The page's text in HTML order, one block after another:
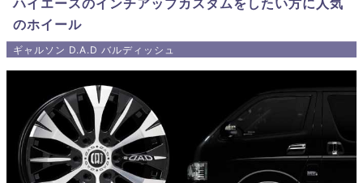
ハイエースのインチアップカスタムをしたい方に人気
のホイール
ギャルソン D.A.D バルディッシュ